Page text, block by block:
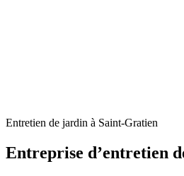
Entretien de jardin à Saint-Gratien
Entreprise d’entretien